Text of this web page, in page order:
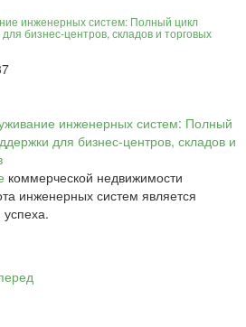
инженерных систем: Полный цикл
бизнес-центров, складов и торговых
коммерческой недвижимости
инженерных систем является